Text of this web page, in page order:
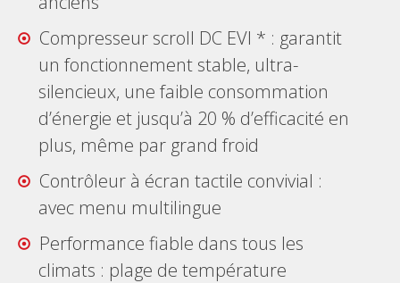
Compresseur scroll DC EVI * : garantit
un fonctionnement stable, ultra-
silencieux, une faible consommation
d’énergie et jusqu’à 20 % d’efficacité en
plus, même par grand froid
Contrôleur à écran tactile convivial :
avec menu multilingue
Performance fiable dans tous les
climats : plage de température